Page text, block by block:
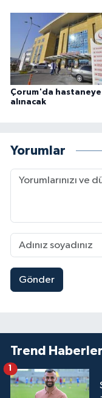
Çorum'da hastaneye
alınacak
Yorumlar
Gönder
Trend Haberler
1